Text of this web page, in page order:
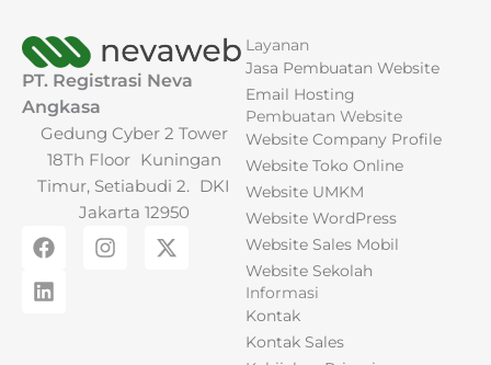
PT. Registrasi Neva
Angkasa
Gedung Cyber 2 Tower
18Th Floor Kuningan
Timur, Setiabudi 2. DKI
Jakarta 12950
F
a
c
e
I
n
X
-
L
i
n
k
Layanan
Jasa Pembuatan Website
Email Hosting
Pembuatan Website
Website Company Profile
Website Toko Online
Website UMKM
Website WordPress
Website Sales Mobil
Website Sekolah
Informasi
Kontak
Kontak Sales